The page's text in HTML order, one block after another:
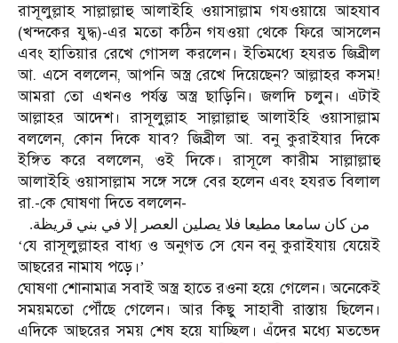
রাসূলুল্লাহ সাল্লাল্লাহু আলাইহি ওয়াসাল্লাম গযওয়ায়ে আহযাব
(খন্দকের যুদ্ধ)-এর মতো কঠিন গযওয়া থেকে ফিরে আসলেন
এবং হাতিয়ার রেখে গোসল করলেন। ইতিমধ্যে হযরত জিব্রীল
আ. এসে বললেন, আপনি অস্ত্র রেখে দিয়েছেন? আল্লাহর কসম!
আমরা তো এখনও পর্যন্ত অস্ত্র ছাড়িনি। জলদি চলুন। এটাই
আল্লাহর আদেশ। রাসূলুল্লাহ সাল্লাল্লাহু আলাইহি ওয়াসাল্লাম
বললেন, কোন দিকে যাব? জিব্রীল আ. বনু কুরাইযার দিকে
ইঙ্গিত করে বললেন, ওই দিকে। রাসূলে কারীম সাল্লাল্লাহু
আলাইহি ওয়াসাল্লাম সঙ্গে সঙ্গে বের হলেন এবং হযরত বিলাল
রা.-কে ঘোষণা দিতে বললেন-
من كان سامعا مطيعا فلا يصلين العصر إلا في بني قريظة.
‘যে রাসূলুল্লাহর বাধ্য ও অনুগত সে যেন বনু কুরাইযায় যেয়েই
আছরের নামায পড়ে।’
ঘোষণা শোনামাত্র সবাই অস্ত্র হাতে রওনা হয়ে গেলেন। অনেকেই
সময়মতো পৌঁছে গেলেন। আর কিছু সাহাবী রাস্তায় ছিলেন।
এদিকে আছরের সময় শেষ হয়ে যাচ্ছিল। এঁদের মধ্যে মতভেদ